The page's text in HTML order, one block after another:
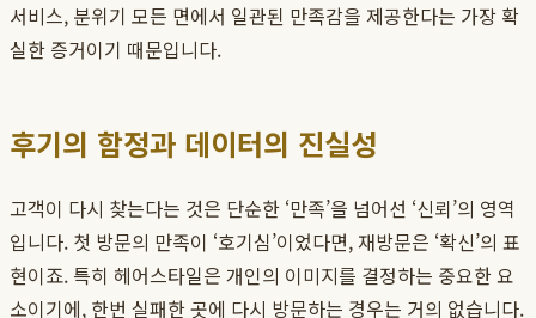
서비스, 분위기 모든 면에서 일관된 만족감을 제공한다는 가장 확
실한 증거이기 때문입니다.
후기의 함정과 데이터의 진실성
고객이 다시 찾는다는 것은 단순한 ‘만족’을 넘어선 ‘신뢰’의 영역
입니다. 첫 방문의 만족이 ‘호기심’이었다면, 재방문은 ‘확신’의 표
현이죠. 특히 헤어스타일은 개인의 이미지를 결정하는 중요한 요
소이기에, 한번 실패한 곳에 다시 방문하는 경우는 거의 없습니다.